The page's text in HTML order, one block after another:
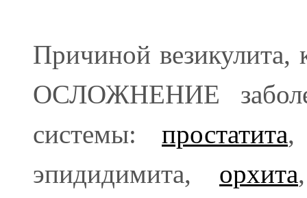
Причиной везикулита,
ОСЛОЖНЕНИЕ
системы: простатита
эпидидимита, орхита